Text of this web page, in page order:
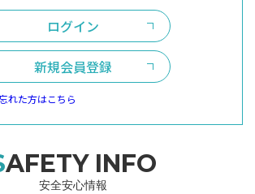
ログイン
新規会員登録
れた方はこちら
SAFETY INFO
安全安心情報